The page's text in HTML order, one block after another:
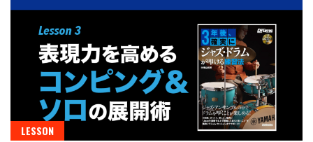
LESSON